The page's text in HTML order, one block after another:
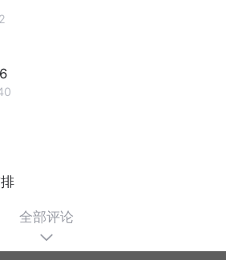
全部评论